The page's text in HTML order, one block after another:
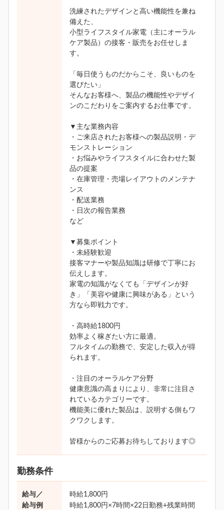
洗練されたデザインと高い機能性を兼ね
備えた、
小型ライフスタイル家電（主にオーラル
ケア製品）の接客・販売をお任せしま
す。
「毎日使うものだからこそ、良いものを
選びたい」
そんなお客様へ、製品の機能性やデザイ
ンのこだわりをご案内するお仕事です。
▼主な業務内容
・ご来店されたお客様への製品説明・デ
モンストレーション
・お悩みやライフスタイルに合わせた製
品の提案
・在庫管理・売場レイアウトのメンテナ
ンス
・配送業務
・日次の報告業務
など
▼募集ポイント
・未経験歓迎
接客マナーや製品知識は研修で丁寧にお
伝えします。
家電の知識がなくても「デザインが好
き」「美容や健康に興味がある」という
方なら即戦力です。
・高時給1800円
効率よく稼ぎたい方に最適。
フルタイムの勤務で、安定した収入が得
られます。
・注目のオーラルケア分野
健康意識の高まりにより、非常に注目さ
れているカテゴリーです。
機能美に優れた製品は、説明する側もワ
クワクします。
皆様からのご応募お待ちしております◎
勤務条件
給与／
給与例
時給1,800円
時給1,800円×7時間×22日勤務+残業時間